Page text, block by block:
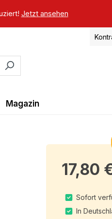
Jetzt ansehen
Magazin
17,80
Sofort
In